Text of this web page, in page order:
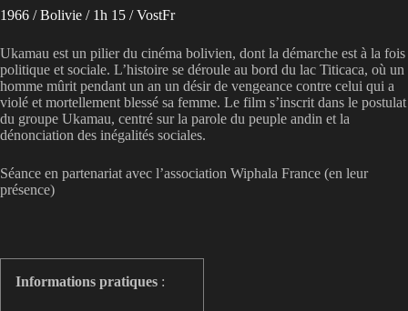
1966 / Bolivie / 1h 15 / VostFr
Ukamau est un pilier du cinéma bolivien, dont la démarche est à la fois
politique et sociale. L’histoire se déroule au bord du lac Titicaca, où un
homme mûrit pendant un an un désir de vengeance contre celui qui a
violé et mortellement blessé sa femme. Le film s’inscrit dans le postulat
du groupe Ukamau, centré sur la parole du peuple andin et la
dénonciation des inégalités sociales.
Séance en partenariat avec l’association Wiphala France (en leur
présence)
Informations pratiques :